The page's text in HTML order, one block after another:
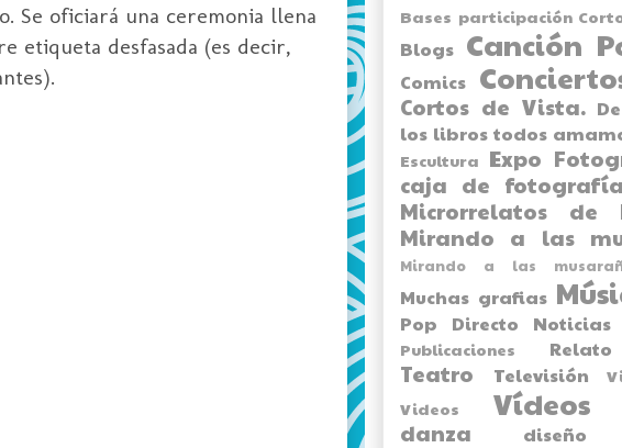
Se oficiará una ceremonia llena
etiqueta desfasada (es decir,
Bases participación
Blogs Canción
Comics
Cortos de Vista.
los libros todos
Escultura Expo
caja de
Microrrelatos de
Mirando a las
Mirando a las
Muchas grafias
Pop Directo Noticias
Publicaciones Relato
Teatro Televisión
Videos
Vídeos
danza diseño